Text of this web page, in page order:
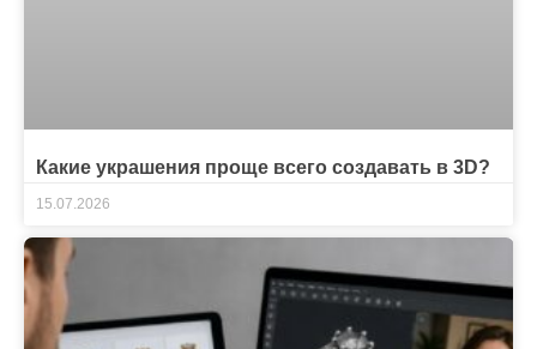
Какие украшения проще всего создавать в 3D?
15.07.2026